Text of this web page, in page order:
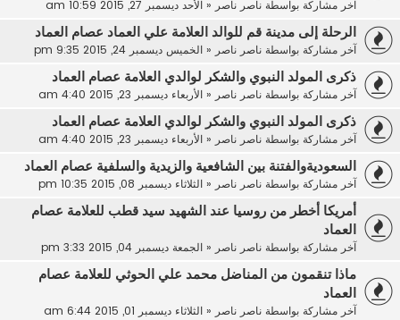
آخر مشاركة بواسطة ناصر ناصر« الأحد ديسمبر 27, 2015 10:59 am
الرحلة إلى مدينة قم للوالد العلامة علي العماد عصام العماد
آخر مشاركة بواسطة ناصر ناصر« الخميس ديسمبر 24, 2015 9:35 pm
ذكرى المولد النبوي والشكر لوالدي العلامة عصام العماد
آخر مشاركة بواسطة ناصر ناصر« الأربعاء ديسمبر 23, 2015 4:40 am
ذكرى المولد النبوي والشكر لوالدي العلامة عصام العماد
آخر مشاركة بواسطة ناصر ناصر« الأربعاء ديسمبر 23, 2015 4:40 am
السعوديةوالفتنة بين الشافعية والزيدية والسلفية عصام العماد
آخر مشاركة بواسطة ناصر ناصر« الثلاثاء ديسمبر 08, 2015 10:35 pm
أمريكا أخطر من روسيا عند الشهيد سيد قطب للعلامة عصام
العماد
آخر مشاركة بواسطة ناصر ناصر« الجمعة ديسمبر 04, 2015 3:33 pm
ماذا تنقمون من المناضل محمد علي الحوثي للعلامة عصام
العماد
آخر مشاركة بواسطة ناصر ناصر« الثلاثاء ديسمبر 01, 2015 6:44 am